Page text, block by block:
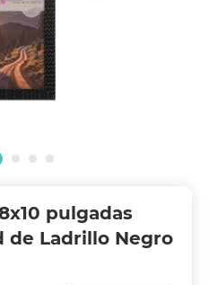
pulgadas
de Ladrillo Negro